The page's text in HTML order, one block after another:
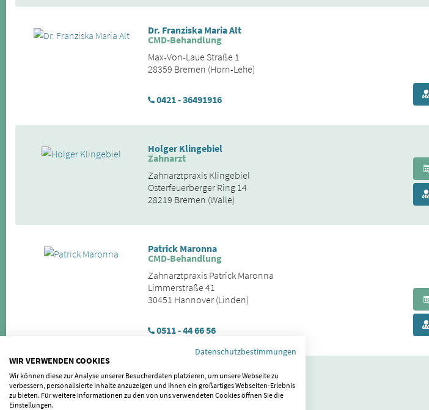
Dr. Franziska Maria Alt
CMD-Behandlung
Max-Von-Laue Straße 1
28359 Bremen (Horn-Lehe)
0421 - 36491916
Holger Klingebiel
Zahnarzt
Zahnarztpraxis Klingebiel
Osterfeuerberger Ring 14
28219 Bremen (Walle)
Patrick Maronna
CMD-Behandlung
Zahnarztpraxis Patrick Maronna
Limmerstraße 41
30451 Hannover (Linden)
0511 - 44 66 56
Ralf-Burkhard Koepke
CMD-Behandlung
Datenschutzbestimmungen
WIR VERWENDEN COOKIES
Wir können diese zur Analyse unserer Besucherdaten platzieren, um unsere Webseite zu
verbessern, personalisierte Inhalte anzuzeigen und Ihnen ein großartiges Webseiten-Erlebnis
zu bieten. Für weitere Informationen zu den von uns verwendeten Cookies öffnen Sie die
Einstellungen.